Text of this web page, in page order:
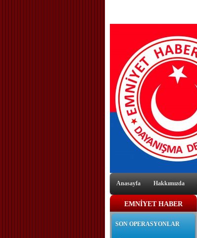
Anasayfa Hakkımızda
EMNİYET HABER
SON OPERASYONLAR